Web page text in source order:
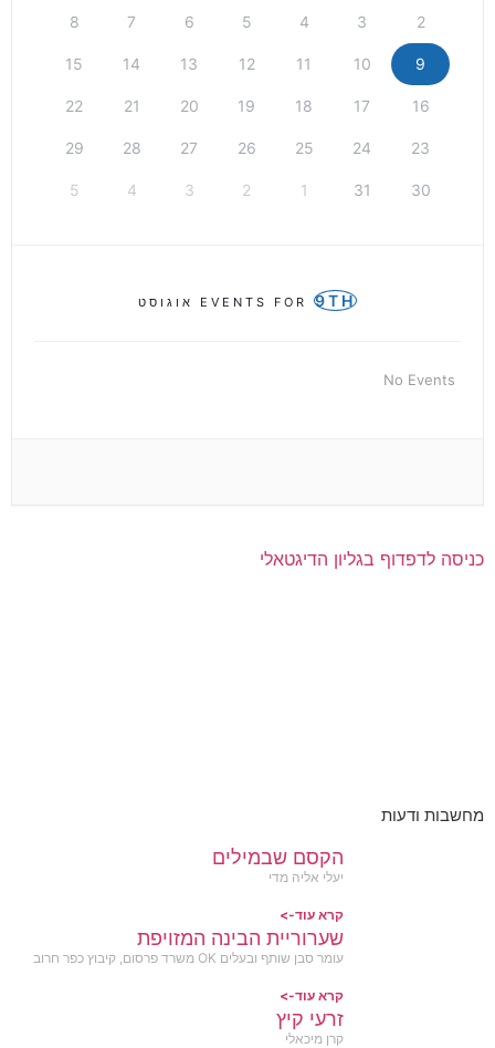
2
3
4
5
6
7
8
9
10
11
12
13
14
15
16
17
18
19
20
21
22
23
24
25
26
27
28
29
30
31
1
2
3
4
5
EVENTS FOR 9TH אוגוסט
No Events
כניסה לדפדוף בגליון הדיגטאלי
מחשבות ודעות
הקסם שבמילים
יעלי אליה מדי
קרא עוד->
שערוריית הבינה המזויפת
עומר סבן שותף ובעלים OK משרד פרסום, קיבוץ כפר חרוב
קרא עוד->
זרעי קיץ
קרן מיכאלי